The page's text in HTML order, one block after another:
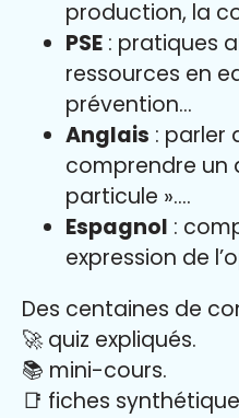
production, la
PSE : pratiques
ressources en
prévention…
Anglais : parler
comprendre un
particule »….
Espagnol :
expression de
Des centaines de
🚀 quiz expliqués.
📚 mini-cours.
📑 fiches